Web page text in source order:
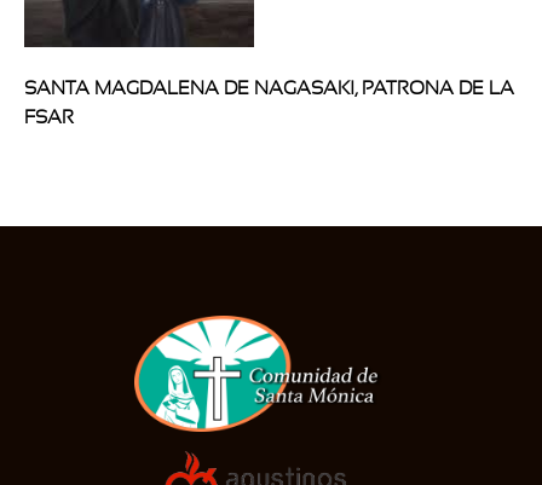
SANTA MAGDALENA DE NAGASAKI, PATRONA DE LA
FSAR